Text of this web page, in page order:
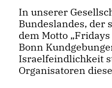
In unserer
Bundeslandes, der
dem Motto
Bonn
Israelfeindlichkeit
Organisatoren